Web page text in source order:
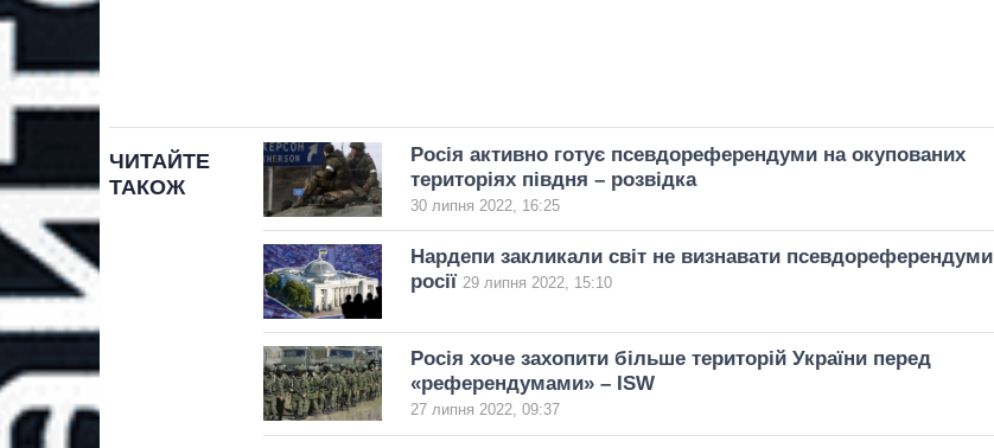
ЧИТАЙТЕ
ТАКОЖ
Росія активно готує псевдореферендуми на окупованих
територіях півдня – розвідка
30 липня 2022, 16:25
Нардепи закликали світ не визнавати псевдореферендуми
росії 29 липня 2022, 15:10
Росія хоче захопити більше територій України перед
«референдумами» – ISW
27 липня 2022, 09:37